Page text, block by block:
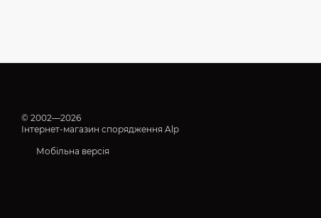
© 2002—2026
Інтернет-магазин спорядження Alp
Мобільна версія